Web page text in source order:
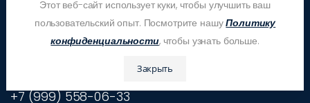
Контакты
Телефон горячей линии
+7 (999) 558-06-33
Этот веб-сайт использует куки, чтобы улучшить ваш
пользовательский опыт. Посмотрите нашуПолитику
конфиденциальности, чтобы узнать больше.
Закрыть